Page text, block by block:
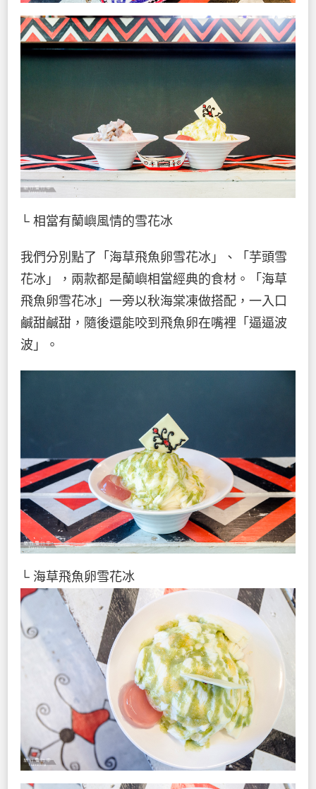
└ 相當有蘭嶼風情的雪花冰
我們分別點了「海草飛魚卵雪花冰」、「芋頭雪
花冰」，兩款都是蘭嶼相當經典的食材。「海草
飛魚卵雪花冰」一旁以秋海棠凍做搭配，一入口
鹹甜鹹甜，隨後還能咬到飛魚卵在嘴裡「逼逼波
波」。
└ 海草飛魚卵雪花冰